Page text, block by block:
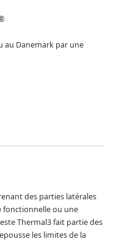
au Danemark par une
des parties latérales
fonctionnelle ou une
Thermal3 fait partie des
les limites de la